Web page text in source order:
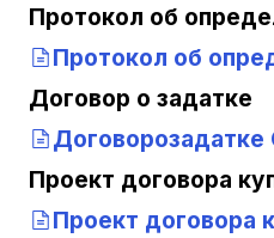
Протокол об
Протокол об
Договор о задатке
Договорозадатке
Проект договора
Проект договора